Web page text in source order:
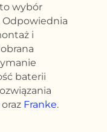
wybór
i
baterii
oraz Franke.